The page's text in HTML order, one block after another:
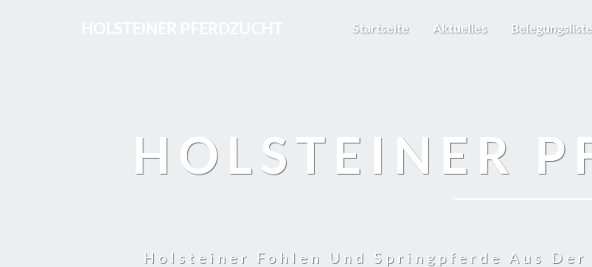
Startseite Aktuelles Belegungsliste
HOLSTEINER
Holsteiner Fohlen Und Springpferde Aus